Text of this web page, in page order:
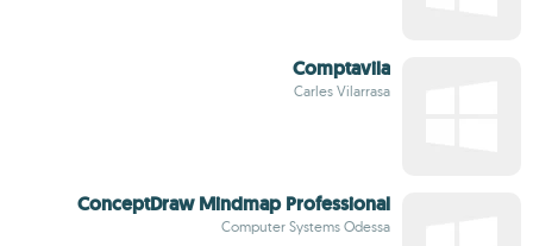
Comptavila
Carles Vilarrasa
ConceptDraw Mindmap Professional
Computer Systems Odessa